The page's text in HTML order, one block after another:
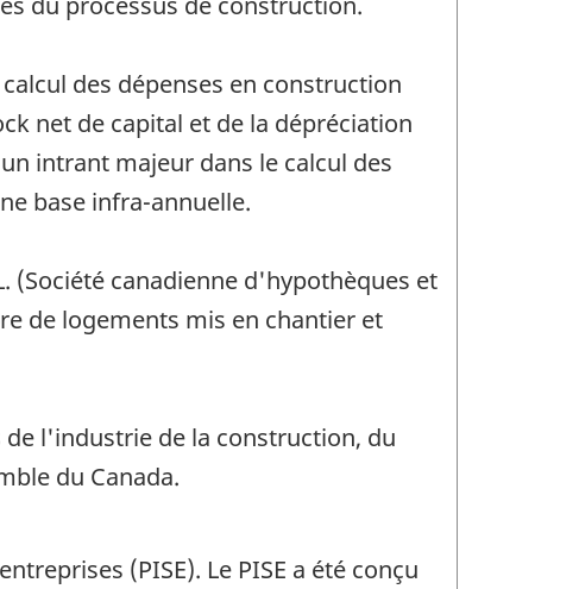
des dépenses en construction
net de capital et de la dépréciation
intrant majeur dans le calcul des
base infra-annuelle.
(Société canadienne d'hypothèques et
de logements mis en chantier et
l'industrie de la construction, du
du Canada.
(PISE). Le PISE a été conçu